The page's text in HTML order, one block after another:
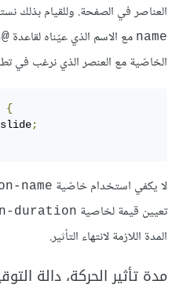
العناصر في الصفحة. وللقيام بذلك
name مع الاسم الذي عيّناه لقاعدة @keyframes
الخاصّية مع العنصر الذي نرغب في
{
slide;
لا يكفي استخدام خاصّية name
تعيين قيمة لخاصية duration
المدة اللازمة لانتهاء التأثير.
مدة تأثير الحركة، دالة